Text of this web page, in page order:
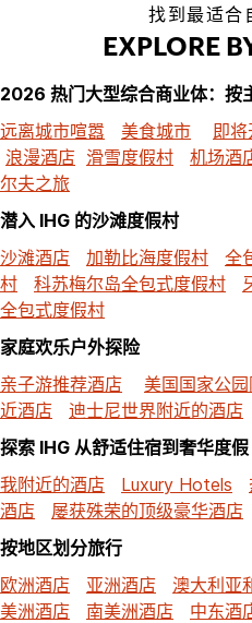
找到最适合
EXPLORE
2026 热门大型综合商业体：按
远离城市喧嚣
美食城市 即
浪漫酒店 滑雪度假村 机场酒
尔夫之旅
潜入 IHG 的沙滩度假村
沙滩酒店
加勒比海度假村 全
村
科苏梅尔岛全包式度假村
全包式度假村
家庭欢乐户外探险
亲子游推荐酒店
美国国家公
近酒店
迪士尼世界附近的酒店
探索 IHG 从舒适住宿到奢华度假
我附近的酒店
Luxury Hotels
酒店
屡获殊荣的顶级豪华酒店
按地区划分旅行
欧洲酒店
亚洲酒店 澳大利亚
美洲酒店
南美洲酒店 中东酒